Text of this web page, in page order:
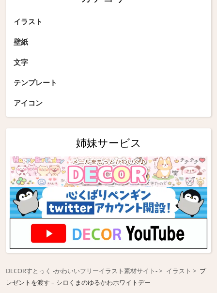
イラスト
壁紙
文字
テンプレート
アイコン
姉妹サービス
DECORすとっく -かわいいフリーイラスト素材サイト- イラスト
プ
レゼントを渡す – シロくまのゆるかわホワイトデー